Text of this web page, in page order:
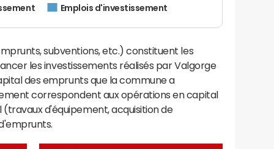
Emplois d'investissement
subventions, etc.) constituent les
les investissements réalisés par Valgorge
des emprunts que la commune a
correspondent aux opérations en capital
d'équipement, acquisition de